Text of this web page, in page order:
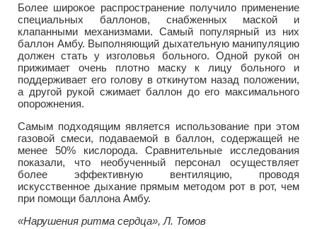
Более широкое распространение получило применение
специальных баллонов, снабженных маской и
клапанными механизмами. Самый популярный из них
баллон Амбу. Выполняющий дыхательную манипуляцию
должен стать у изголовья больного. Одной рукой он
прижимает очень плотно маску к лицу больного и
поддерживает его голову в откинутом назад положении,
а другой рукой сжимает баллон до его максимального
опорожнения.
Самым подходящим является использование при этом
газовой смеси, подаваемой в баллон, содержащей не
менее 50% кислорода. Сравнительные исследования
показали, что необученный персонал осуществляет
более эффективную вентиляцию, проводя
искусственное дыхание прямым методом рот в рот, чем
при помощи баллона Амбу.
«Нарушения ритма сердца», Л. Томов